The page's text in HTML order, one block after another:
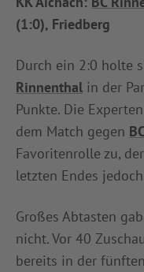
AUSBILDUNG &
DER VERBAND
(1:0), Friedberg
Durch ein 2:0 holte
Rinnenthal in der
Punkte. Die
dem Match gegen
Favoritenrolle zu,
letzten Endes
Großes Abtasten
nicht. Vor 40
bereits in der